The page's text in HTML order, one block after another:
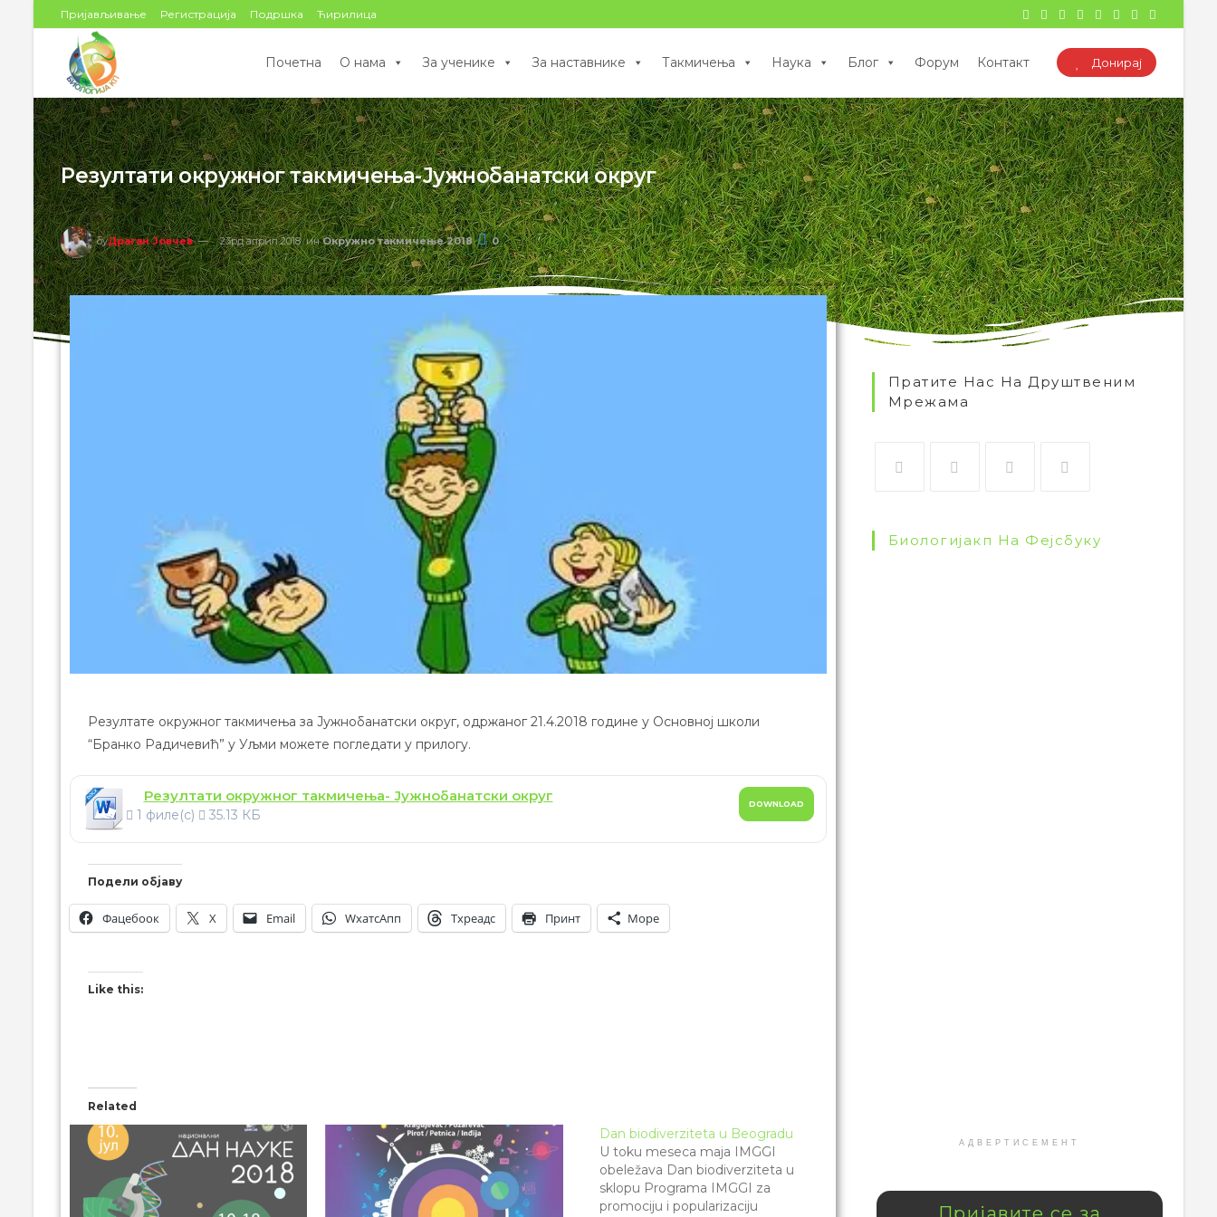
Пријављивање Регистрација Подршка Ћирилица
Донирај
Почетна О нама За ученике За наставнике Такмичења Наука Блог Форум Контакт
Резултати окружног такмичења-Јужнобанатски округ
бyДраган Јовчев 23рд април 2018 ин Окружно такмичење 2018 0
Резултате окружног такмичења за Јужнобанатски округ, одржаног 21.4.2018 године у Основној школи
“Бранко Радичевић” у Уљми можете погледати у прилогу.
Резултати окружног такмичења- Јужнобанатски округ
1 филе(с) 35.13 КБ
DOWNLOAD
Подели објаву
Фацебоок X Email WхатсАпп Тхреадс Принт Море
Like this:
Related
Dan biodiverziteta u Beogradu
U toku meseca maja IMGGI
obeležava Dan biodiverziteta u
sklopu Programa IMGGI za
promociju i popularizaciju
Пратите Нас На Друштвеним
Мрежама
Биологијакп На Фејсбуку
АДВЕРТИСЕМЕНТ